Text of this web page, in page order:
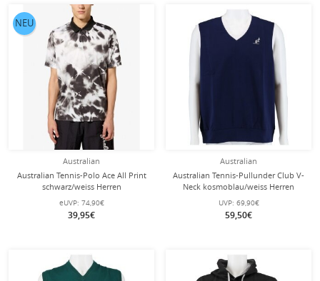
Australian
Australian Tennis-Polo Ace All Print
schwarz/weiss Herren
eUVP: 74,90€
39,95€
NEU
Australian
Australian Tennis-Pullunder Club V-
Neck kosmoblau/weiss Herren
UVP: 69,90€
59,50€